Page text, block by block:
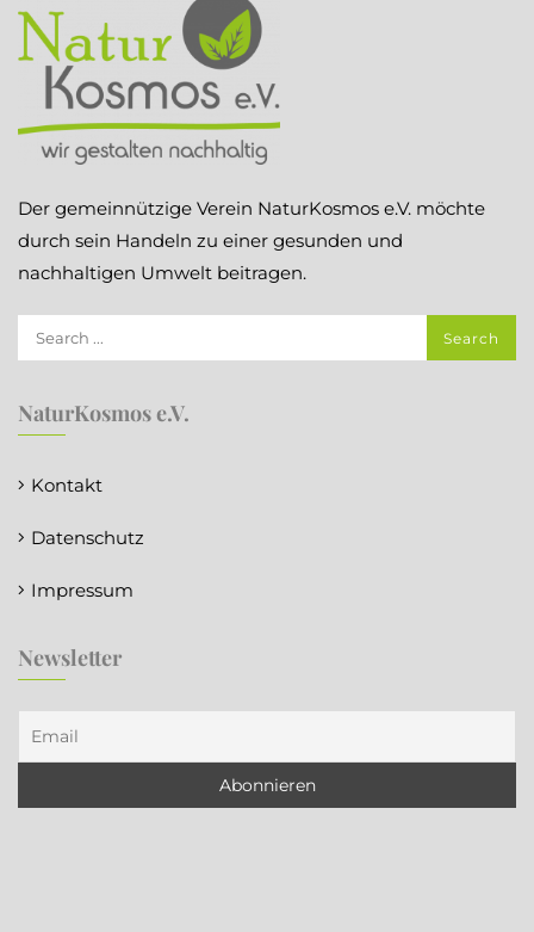
Der gemeinnützige Verein NaturKosmos e.V. möchte
durch sein Handeln zu einer gesunden und
nachhaltigen Umwelt beitragen.
NaturKosmos e.V.
Kontakt
Datenschutz
Impressum
Newsletter